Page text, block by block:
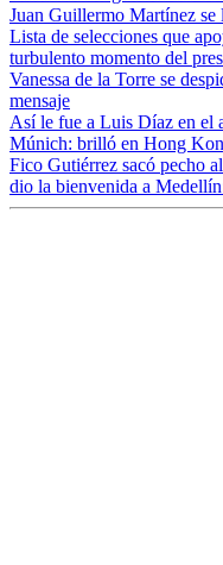
Juan Guillermo Martínez se
Lista de selecciones que
turbulento momento del
Vanessa de la Torre se
mensaje
Así le fue a Luis Díaz en el
Múnich: brilló en Hong
Fico Gutiérrez sacó pecho
dio la bienvenida a